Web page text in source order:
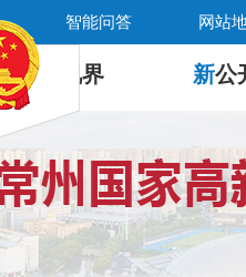
智能问答 网站
新 视界 新公